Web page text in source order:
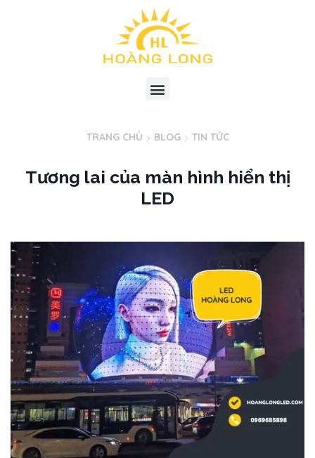
TRANG CHỦ BLOG TIN TỨC
Tương lai của màn hình hiển thị
LED